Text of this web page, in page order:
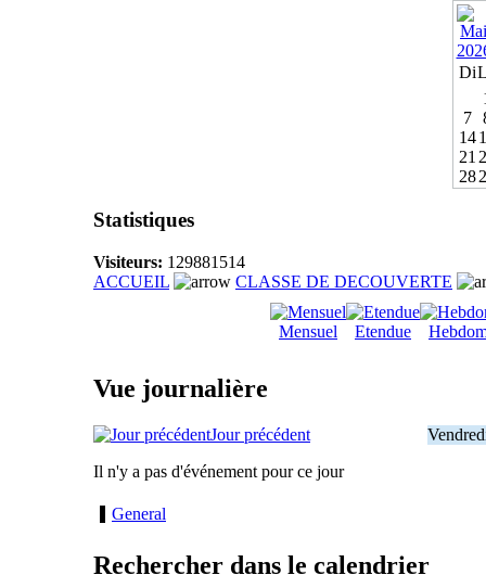
Di
7
14
21
28
Statistiques
Visiteurs: 129881514
ACCUEIL
CLASSE DE DECOUVERTE
Mensuel Etendue
Vue journalière
Jour précédent
Il n'y a pas d'événement pour ce jour
General
Rechercher dans le calendrier